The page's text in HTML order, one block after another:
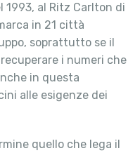
al Ritz Carlton di
in 21 città
soprattutto se il
i numeri che
in questa
alle esigenze dei
quello che lega il